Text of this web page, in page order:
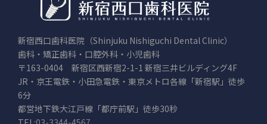
新宿西口歯科医院（Shinjuku Nishiguchi Dental Clinic）
歯科・矯正歯科・口腔外科・小児歯科
〒163-0404 新宿区西新宿2-1-1 新宿三井ビルディング4F
JR・京王電鉄・小田急電鉄・東京メトロ各線「新宿駅」徒歩
6分
都営地下鉄大江戸線「都庁前駅」徒歩30秒